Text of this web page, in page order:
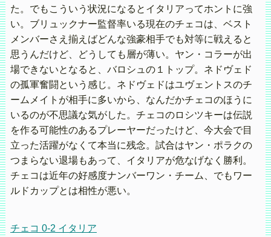
た。でもこういう状況になるとイタリアってホントに強
い。ブリュックナー監督率いる現在のチェコは、ベスト
メンバーさえ揃えばどんな強豪相手でも対等に戦えると
思うんだけど、どうしても層が薄い。ヤン・コラーが出
場できないとなると、バロシュの１トップ。ネドヴェド
の孤軍奮闘という感じ。ネドヴェドはユヴェントスのチ
ームメイトが相手に多いから、なんだかチェコのほうに
いるのが不思議な気がした。チェコのロシツキーは伝説
を作る可能性のあるプレーヤーだったけど、今大会で目
立った活躍がなくて本当に残念。試合はヤン・ポラクの
つまらない退場もあって、イタリアが危なげなく勝利。
チェコは近年の好感度ナンバーワン・チーム、でもワー
ルドカップとは相性が悪い。
チェコ 0-2 イタリア